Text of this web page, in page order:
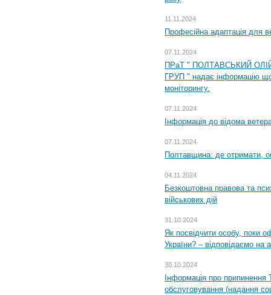
11.11.2024
Професійна адаптація для
07.11.2024
ПРаТ " ПОЛТАВСЬКИЙ
ГРУП " надає інформацію
моніторингу.
07.11.2024
Інформація до відома
07.11.2024
Полтавщина: де отримати,
04.11.2024
Безкоштовна правова та
військових дій
31.10.2024
Як посвідчити особу, поки
України? – відповідаємо на
30.10.2024
Інформація про припинення
обслуговування (надання